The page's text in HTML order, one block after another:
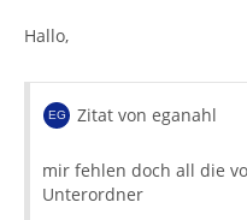
Hallo,
Zitat von eganahl
mir fehlen doch all die
Unterordner